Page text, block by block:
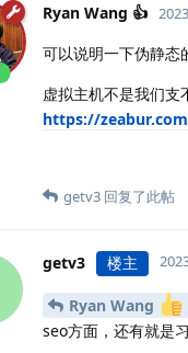
Ryan Wang 👍
可以说明一下伪静态
虚拟主机不是我们
https://
getv3 回复了此帖
getv3 楼主
Ryan Wang
seo方面，还有就是